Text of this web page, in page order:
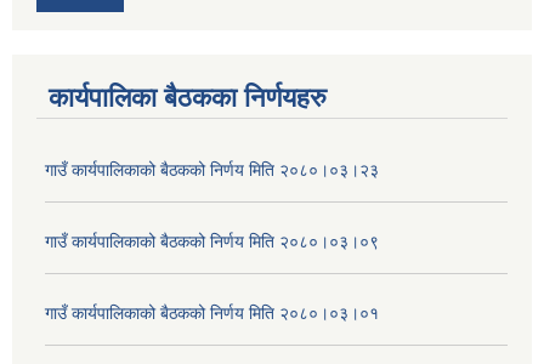
कार्यपालिका बैठकका निर्णयहरु
गाउँ कार्यपालिकाको बैठकको निर्णय मिति २०८०।०३।२३
गाउँ कार्यपालिकाको बैठकको निर्णय मिति २०८०।०३।०९
गाउँ कार्यपालिकाको बैठकको निर्णय मिति २०८०।०३।०१